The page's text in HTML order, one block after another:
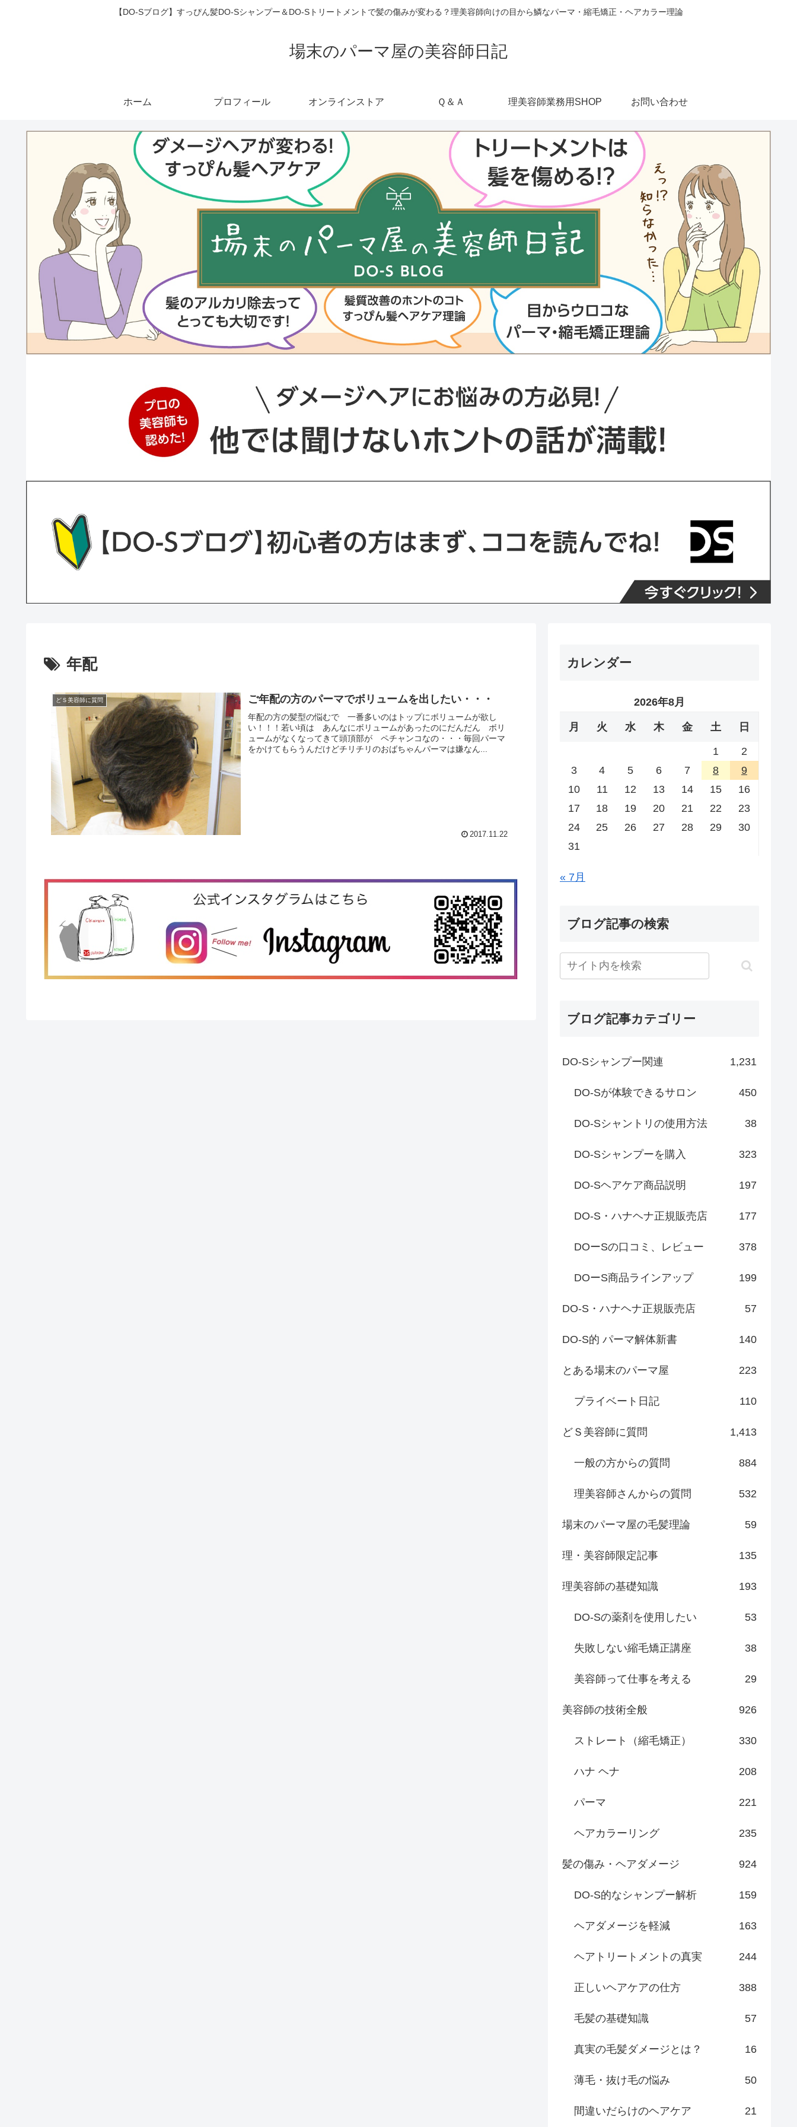
【DO-Sブログ】すっぴん髪DO-Sシャンプー＆DO-Sトリートメントで髪の傷みが変わる？理美容師向けの目から鱗なパーマ・縮毛矯正・ヘアカラー理論
場末のパーマ屋の美容師日記
ホーム プロフィール オンラインストア Ｑ＆Ａ 理美容師業務用SHOP お問い合わせ
年配
どＳ美容師に質問 ご年配の方のパーマでボリュームを出したい・・・
年配の方の髪型の悩むで 一番多いのはトップにボリュームが欲し
い！！！若い頃は あんなにボリュームがあったのにだんだん ボリ
ュームがなくなってきて頭頂部が ペチャンコなの・・・毎回パーマ
をかけてもらうんだけどチリチリのおばちゃんパーマは嫌なん...
2017.11.22
カレンダー
2026年8月
月 火 水 木 金 土 日
1
2
3
4 5 6 7 8
9
10
11 12 13 14 15
16
17
18 19 20 21 22
23
24
25 26 27 28 29
30
31
« 7月
ブログ記事の検索
ブログ記事カテゴリー
DO-Sシャンプー関連 1,231
DO-Sが体験できるサロン 450
DO-Sシャントリの使用方法 38
DO-Sシャンプーを購入 323
DO-Sヘアケア商品説明 197
DO-S・ハナヘナ正規販売店 177
DOーSの口コミ、レビュー 378
DOーS商品ラインアップ 199
DO-S・ハナヘナ正規販売店 57
DO-S的 パーマ解体新書 140
とある場末のパーマ屋 223
プライベート日記 110
どＳ美容師に質問 1,413
一般の方からの質問 884
理美容師さんからの質問 532
場末のパーマ屋の毛髪理論 59
理・美容師限定記事 135
理美容師の基礎知識 193
DO-Sの薬剤を使用したい 53
失敗しない縮毛矯正講座 38
美容師って仕事を考える 29
美容師の技術全般 926
ストレート（縮毛矯正） 330
ハナ ヘナ 208
パーマ 221
ヘアカラーリング 235
髪の傷み・ヘアダメージ 924
DO-S的なシャンプー解析 159
ヘアダメージを軽減 163
ヘアトリートメントの真実 244
正しいヘアケアの仕方 388
毛髪の基礎知識 57
真実の毛髪ダメージとは？ 16
薄毛・抜け毛の悩み 50
間違いだらけのヘアケア 21